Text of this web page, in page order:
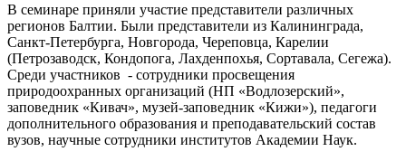
В семинаре приняли участие представители различных
регионов Балтии. Были представители из Калининграда,
Санкт-Петербурга, Новгорода, Череповца, Карелии
(Петрозаводск, Кондопога, Лахденпохья, Сортавала, Сегежа).
Среди участников - сотрудники просвещения
природоохранных организаций (НП «Водлозерский»,
заповедник «Кивач», музей-заповедник «Кижи»), педагоги
дополнительного образования и преподавательский состав
вузов, научные сотрудники институтов Академии Наук.